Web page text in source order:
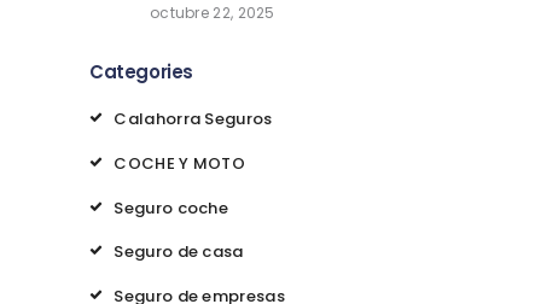
octubre 22, 2025
Categories
Calahorra Seguros
COCHE Y MOTO
Seguro coche
Seguro de casa
Seguro de empresas